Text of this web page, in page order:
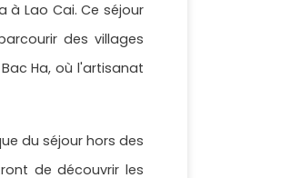
à Lao Cai. Ce séjour
des villages
Ha, où l'artisanat
du séjour hors des
de découvrir les